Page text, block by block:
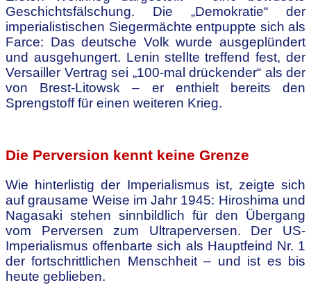
Geschichtsfälschung. Die „Demokratie“ der
imperialistischen Siegermächte entpuppte sich als
Farce: Das deutsche Volk wurde ausgeplündert
und ausgehungert. Lenin stellte treffend fest, der
Versailler Vertrag sei „100-mal drückender“ als der
von Brest-Litowsk – er enthielt bereits den
Sprengstoff für einen weiteren Krieg.
Die Perversion kennt keine Grenze
Wie hinterlistig der Imperialismus ist, zeigte sich
auf grausame Weise im Jahr 1945: Hiroshima und
Nagasaki stehen sinnbildlich für den Übergang
vom Perversen zum Ultraperversen. Der US-
Imperialismus offenbarte sich als Hauptfeind Nr. 1
der fortschrittlichen Menschheit – und ist es bis
heute geblieben.